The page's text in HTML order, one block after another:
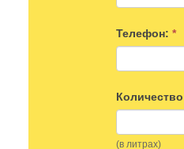
Телефон:*
(в литрах)